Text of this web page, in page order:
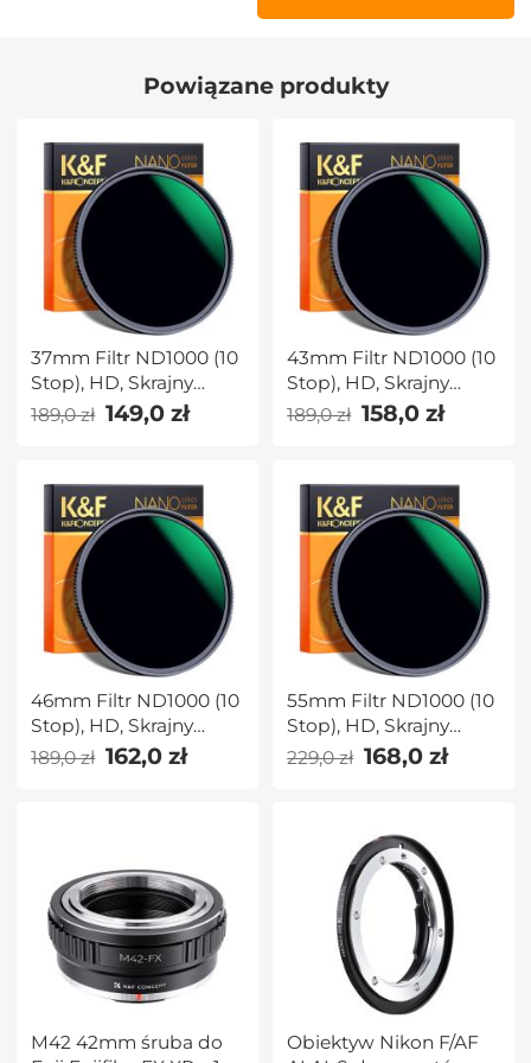
Powiązane produkty
37mm Filtr ND1000 (10
Stop), HD, Skrajny
Cienki,
189,0 zł 149,0 zł
43mm Filtr ND1000 (10
Stop), HD, Skrajny
Cienki,
189,0 zł 158,0 zł
46mm Filtr ND1000 (10
Stop), HD, Skrajny
Cienki,
Wielowarstwowy,
189,0 zł 162,0 zł
55mm Filtr ND1000 (10
Stop), HD, Skrajny
Cienki,
Wielowarstwowy,
229,0 zł 168,0 zł
M42 42mm śruba do
Obiektyw Nikon F/AF